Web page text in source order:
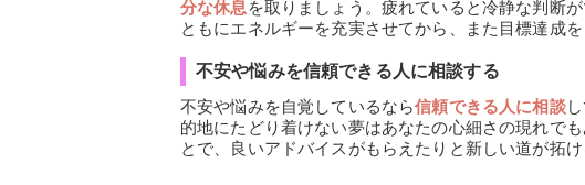
分な休息 を取りましょう。疲れていると冷静な判断
ともにエネルギーを充実させてから、また目標達成を
不安や悩みを信頼できる人に相談する
不安や悩みを自覚しているなら信頼できる人に相談
的地にたどり着けない夢はあなたの心細さの現れで
とで、良いアドバイスがもらえたりと新しい道が拓け